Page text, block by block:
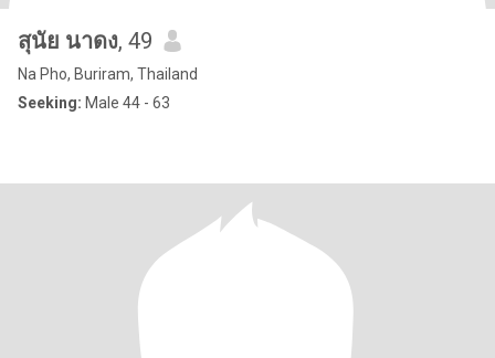
สุนัย นาดง, 49
Na Pho, Buriram, Thailand
Seeking: Male 44 - 63